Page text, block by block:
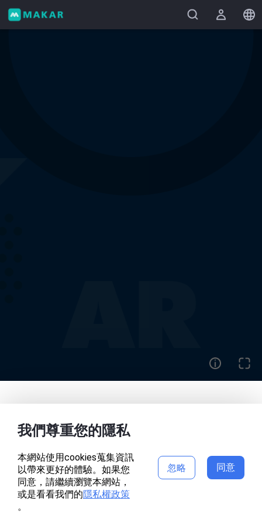
首頁 作品
專案頁面錯誤
我們尊重您的隱私
本網站使用cookies蒐集資訊
以帶來更好的體驗。如果您
同意，請繼續瀏覽本網站，
或是看看我們的隱私權政策
。
忽略 同意